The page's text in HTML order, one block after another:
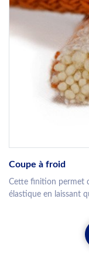
Coupe à froid
Cette finition permet
élastique en laissant